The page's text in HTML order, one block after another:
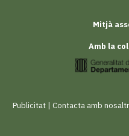
Mitjà
Amb la
Publicitat| Contacta amb